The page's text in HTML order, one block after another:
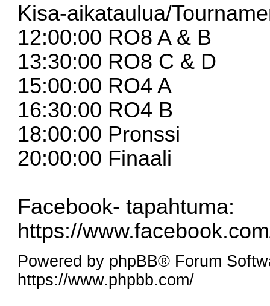
Kisa-aikataulua/
12:00:00 RO8 A & B
13:30:00 RO8 C & D
15:00:00 RO4 A
16:30:00 RO4 B
18:00:00 Pronssi
20:00:00 Finaali
Facebook- tapahtuma:
https://
Powered by phpBB® Forum
https://www.phpbb.com/